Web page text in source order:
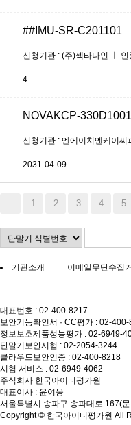
##IMU-SR-C201101
신청기관 : (주)섹타나인 ㅣ
4
NOVAKCP-330D1001
신청기관 : 엔에이치엔케이
2031-04-09
1 2 3 4 5
기관소개 이메일무단수집
대표번호 : 02-400-8217
보안기능확인서 · CC평가 : 02-
정보보호제품성능평가 : 02-6949-
단말기보안시험 : 02-2054-3244
클라우드보안인증 : 02-400-8218
시험 서비스 : 02-6949-4062
주식회사 한국아이티평가원
대표이사 : 윤여웅
서울특별시 송파구 송파대로 167(
Copyright © 한국아이티평가원 All